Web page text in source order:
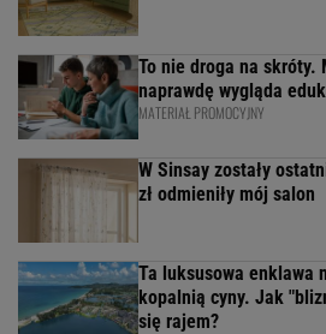
To nie droga na
naprawdę wygląda
MATERIAŁ PROMOCYJNY
W Sinsay zostały
zł odmieniły mój salon
Ta luksusowa enklawa
kopalnią cyny. Jak
się rajem?